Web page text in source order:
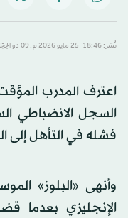
نُشر: 18:46-25 مايو 2026 م ـ 09 ذو الحِجّة 1447 هـ
اعترف المدرب
السجل الانضباطي
فشله في التأهل إلى
وأنهى «البلوز»